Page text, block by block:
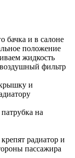
бачка и в салоне
положение
жидкость
фильтр
и
на
радиатор и
пассажира